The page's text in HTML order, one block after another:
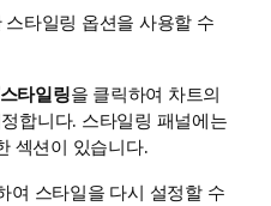
스타일링 옵션을 사용할 수
스타일링을 클릭하여 차트의
합니다. 스타일링 패널에는
섹션이 있습니다.
여 스타일을 다시 설정할 수